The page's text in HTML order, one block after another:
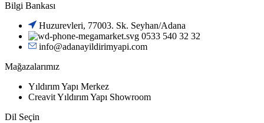
Bilgi Bankası
Huzurevleri, 77003. Sk. Seyhan/Adana
0533 540 32 32
info@adanayildirimyapi.com
Mağazalarımız
Yıldırım Yapı Merkez
Creavit Yıldırım Yapı Showroom
Dil Seçin